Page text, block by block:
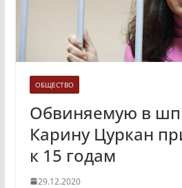
ОБЩЕСТВО
Обвиняемую в
Карину Цуркан
к 15 годам
29.12.2020